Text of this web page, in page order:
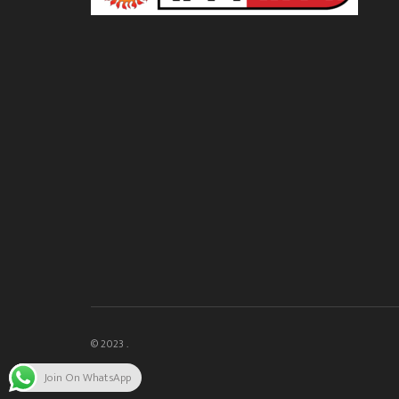
© 2023 .
Join On WhatsApp